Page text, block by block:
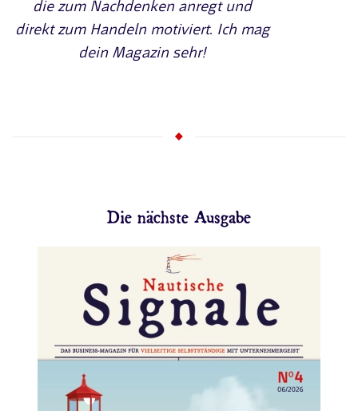
die zum Nachdenken anregt und
direkt zum Handeln motiviert. Ich mag
dein Magazin sehr!
Die nächste Ausgabe